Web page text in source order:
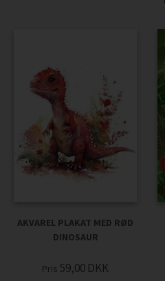
AKVAREL PLAKAT MED RØD
DINOSAUR
Pris 59,00 DKK